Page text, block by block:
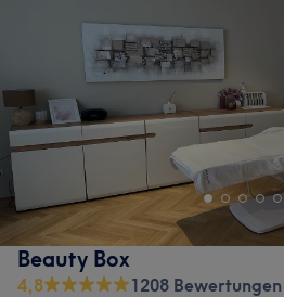
Beauty Box
4,8
1208 Bewertungen